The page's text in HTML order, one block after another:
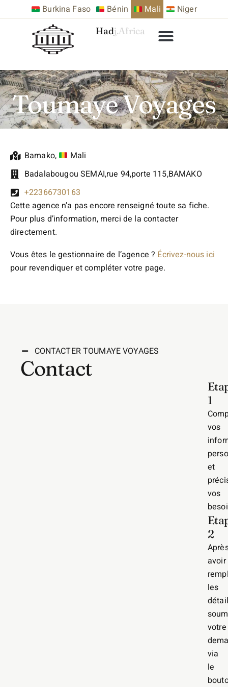
Burkina Faso Bénin Mali Niger
Hadj.Africa
Toumaye Voyages
Bamako,
Mali
Badalabougou SEMAI,rue 94,porte 115,BAMAKO
+22366730163
Cette agence n’a pas encore renseigné toute sa fiche.
Pour plus d’information, merci de la contacter
directement.
Vous êtes le gestionnaire de l’agence ? Écrivez-nous ici
pour revendiquer et compléter votre page.
CONTACTER TOUMAYE VOYAGES
Contact
1
vos
et
vos
2
avoir
les
votre
via
le